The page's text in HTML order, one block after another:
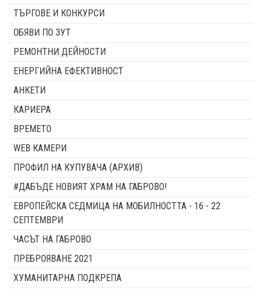
ТЪРГОВЕ И КОНКУРСИ
ОБЯВИ ПО ЗУТ
РЕМОНТНИ ДЕЙНОСТИ
ЕНЕРГИЙНА ЕФЕКТИВНОСТ
АНКЕТИ
КАРИЕРА
ВРЕМЕТО
WEB КАМЕРИ
ПРОФИЛ НА КУПУВАЧА (АРХИВ)
#ДАБЪДЕ НОВИЯТ ХРАМ НА ГАБРОВО!
ЕВРОПЕЙСКА СЕДМИЦА НА МОБИЛНОСТТА - 16 - 22
СЕПТЕМВРИ
ЧАСЪТ НА ГАБРОВО
ПРЕБРОЯВАНЕ 2021
ХУМАНИТАРНА ПОДКРЕПА